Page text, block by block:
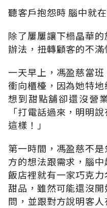
聽客戶抱怨時 腦中就
除了屢屢讓下榻晶華
辦法，扭轉顧客的不滿
一天早上，馮盈慈當
衝向櫃檯，因為她特
想到甜點舖卻還沒營
「打電話過來，明明
這樣！」
第一時間，馮盈慈不
方的想法跟需求，腦
飯店裡就有一家巧克
甜品，雖然可能還沒
問，並跟對方說明客